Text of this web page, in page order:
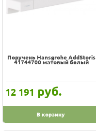
Контакты
Производитель
Bagno Associati
Dornbracht
Поручень Hansgrohe AddStoris
41744700 матовый белый
12 191 руб.
В корзину